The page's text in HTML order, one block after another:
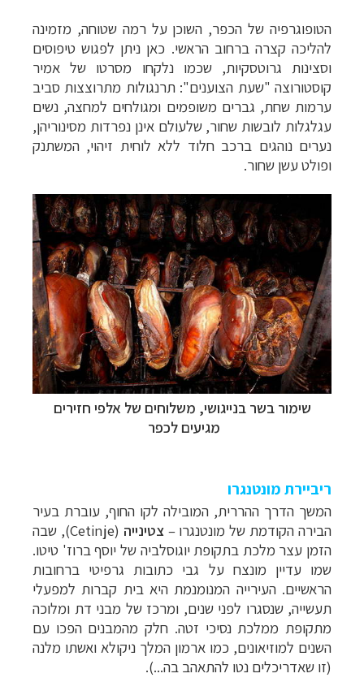
הטופוגרפיה של הכפר, השוכן על רמה שטוחה, מזמינה
להליכה קצרה ברחוב הראשי. כאן ניתן לפגוש טיפוסים
וסצינות גרוטסקיות, שכמו נלקחו מסרטו של אמיר
קוסטורוצה "שעת הצוענים": תרנגולות מתרוצצות סביב
ערמות שחת, גברים משופמים ומגולחים למחצה, נשים
עגלגלות לובשות שחור, שלעולם אינן נפרדות מסינוריהן,
נערים נוהגים ברכב חלוד ללא לוחית זיהוי, המשתנק
ופולט עשן שחור.
שימור בשר בנייגושי, משלוחים של אלפי חזירים
מגיעים לכפר
ריביירת מונטנגרו
המשך הדרך ההררית, המובילה לקו החוף, עוברת בעיר
הבירה הקודמת של מונטנגרו– צטינייה (
Cetinje), שבה
הזמן עצר מלכת בתקופת יוגוסלביה של יוסף ברוז' טיטו.
שמו עדיין מונצח על גבי כתובות גרפיטי ברחובות
הראשיים. העירייה המנומנמת היא בית קברות למפעלי
תעשייה, שנסגרו לפני שנים, ומרכז של מבני דת ומלוכה
מתקופת ממלכת נסיכי זטה. חלק מהמבנים הפכו עם
השנים למוזיאונים, כמו ארמון המלך ניקולא ואשתו מלנה
(זו שאדריכלים נטו להתאהב בה...).